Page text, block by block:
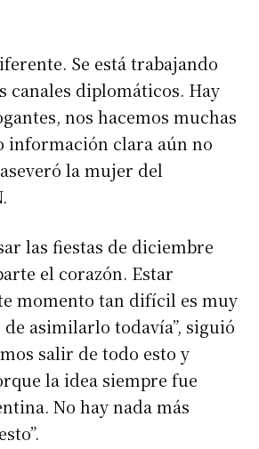
Se está trabajando
canales diplomáticos. Hay
nos hacemos muchas
información clara aún no
la mujer del
las fiestas de diciembre
el corazón. Estar
momento tan difícil es muy
asimilarlo todavía”, siguió
salir de todo esto y
la idea siempre fue
No hay nada más